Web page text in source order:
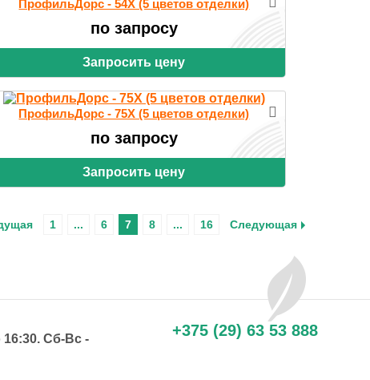
ПрофильДорс - 54X (5 цветов отделки)
по запросу
Запросить цену
ПрофильДорс - 75X (5 цветов отделки)
по запросу
Запросить цену
1 ... 6 7 8 ... 16 Следующая
+375 (29) 63 53 888
Сб-Вс -